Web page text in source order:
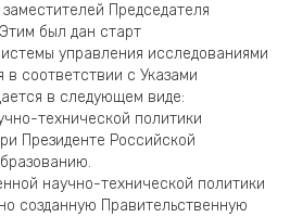
Председателя
был дан старт
управления исследованиями
в соответствии с Указами
в следующем виде:
технической политики
Президенте Российской
научно-технической политики
созданную Правительственную